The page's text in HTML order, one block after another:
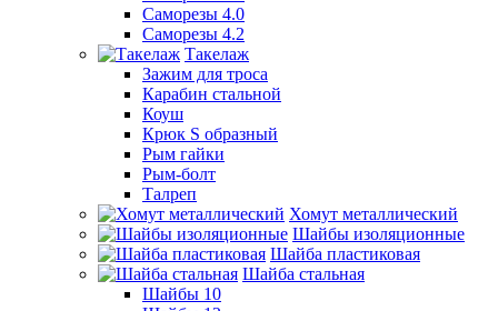
Саморезы 4.0
Саморезы 4.2
Такелаж
Зажим для троса
Карабин стальной
Коуш
Крюк S образный
Рым гайки
Рым-болт
Талреп
Хомут металлический
Шайбы изоляционные
Шайба пластиковая
Шайба стальная
Шайбы 10